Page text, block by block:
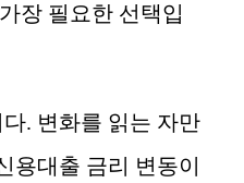
장 필요한 선택입
. 변화를 읽는 자만
용대출 금리 변동이